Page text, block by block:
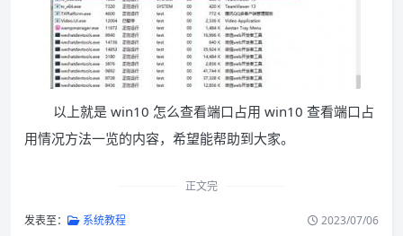
以上就是 win10 怎么查看端口占用 win10 查看端口占
用情况方法一览的内容，希望能帮助到大家。
正文完
发表至： 系统教程 2023/07/06